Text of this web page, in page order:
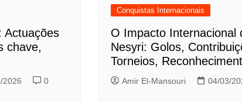
English (GB)
Japanese (JP)
Dutch (NL)
Polish (PL)
Actuações
chave,
2026 0
Conquistas Internacionais
O Impacto Internacional
Nesyri: Golos,
Torneios,
Amir El-Mansouri 04/03/